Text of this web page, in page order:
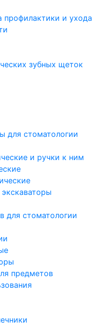
профилактики и ухода
зубных щеток
для стоматологии
и ручки к ним
для стоматологии
предметов